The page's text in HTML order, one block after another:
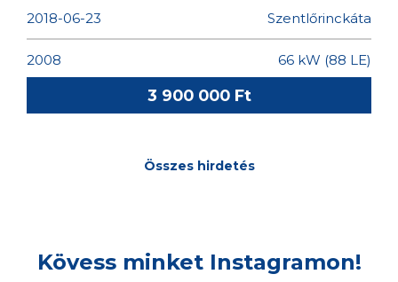
2018-06-23 Szentlőrinckáta
2008 66 kW (88 LE)
3 900 000 Ft
Összes hirdetés
Kövess minket Instagramon!